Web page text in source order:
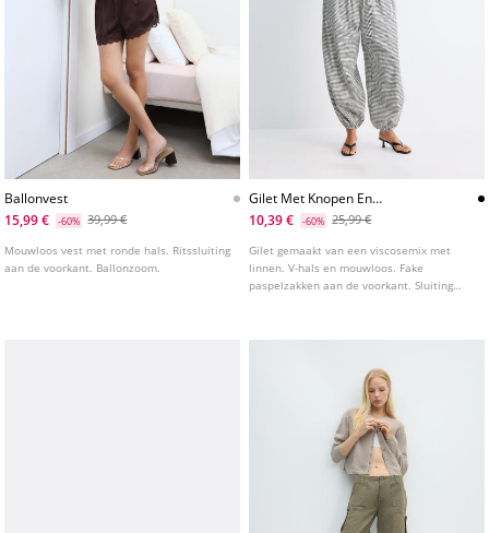
Ballonvest
15,99 €
-60% 39,99 €
Mouwloos vest met ronde hals. Ritssluiting
aan de voorkant. Ballonzoom.
Gilet Met Knopen En
Linnenlook
10,39 € -60% 25,99 €
Gilet gemaakt van een viscosemix met
linnen. V-hals en mouwloos. Fake
paspelzakken aan de voorkant. Sluiting